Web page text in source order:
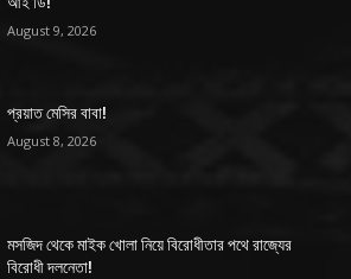
August 9, 2026
প্রয়াত মেসির বাবা!
August 8, 2026
মসজিদ থেকে মাইক খোলা নিয়ে বিরোধীতার পথে রাজ্যের
বিরোধী দলনেতা!